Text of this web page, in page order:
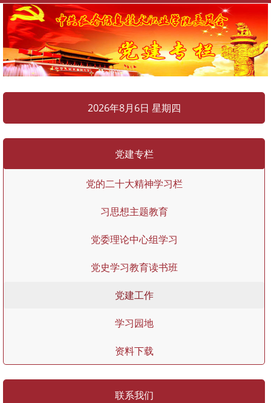
2026年8月6日 星期四
党建专栏
党的二十大精神学习栏
习思想主题教育
党委理论中心组学习
党史学习教育读书班
党建工作
学习园地
资料下载
联系我们